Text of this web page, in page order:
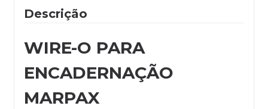
Descrição
WIRE-O PARA
ENCADERNAÇÃO
MARPAX